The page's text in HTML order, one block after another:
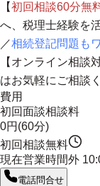
【初回相談60分無
へ、 税理士経験を
／相続登記問題も
【オンライン相談
はお気軽にご相談
費用
初回面談相談料
0円(60分)
初回相談無料
現在営業時間外
電話問合せ